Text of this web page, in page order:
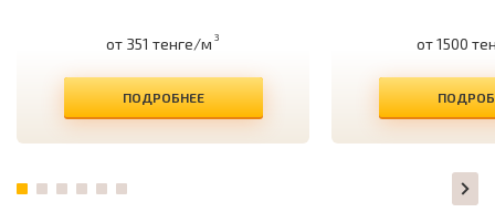
от 351 тенге/м 3
ПОДРОБНЕЕ
от 1500